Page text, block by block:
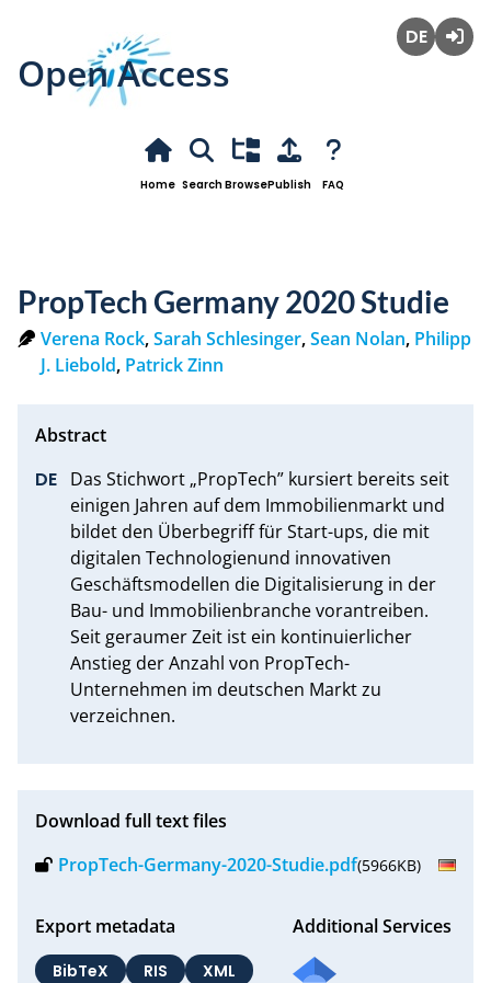
Open Access
Home SearchBrowsePublish FAQ
PropTech Germany 2020 Studie
Verena Rock,Sarah Schlesinger,Sean Nolan, Philipp
J. Liebold, Patrick Zinn
Das Stichwort „PropTech” kursiert bereits seit
einigen Jahren auf dem Immobilienmarkt und
bildet den Überbegriff für Start-ups, die mit
digitalen Technologienund innovativen
Geschäftsmodellen die Digitalisierung in der
Bau- und Immobilienbranche vorantreiben.
Seit geraumer Zeit ist ein kontinuierlicher
Anstieg der Anzahl von PropTech-
Unternehmen im deutschen Markt zu
verzeichnen.
Download full text files
PropTech-Germany-2020-Studie.pdf(5966KB)
Export metadata
BibTeX RIS XML
Additional Services